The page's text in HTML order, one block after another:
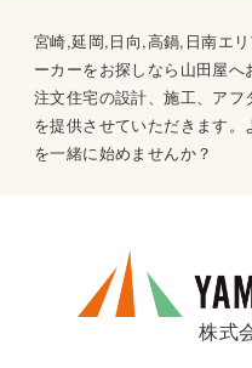
宮崎,延岡,日向,高鍋,日南エ
ーカーをお探しなら山田屋へ
注文住宅の設計、施工、ア
を提供させていただきます
を一緒に始めませんか？
株式